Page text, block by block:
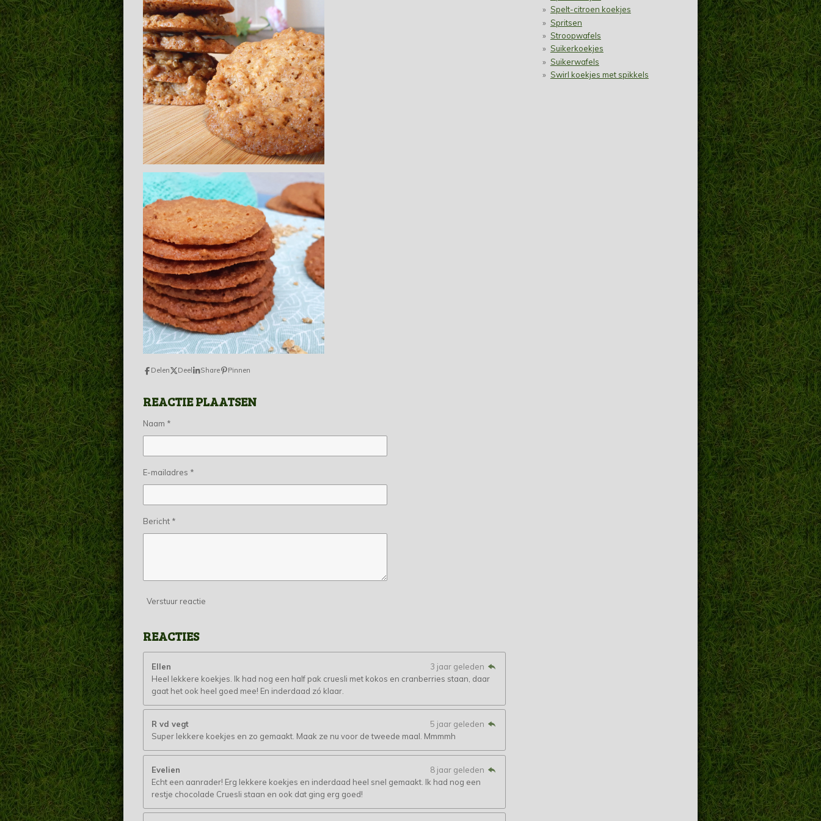
Delen Deel Share Pinnen
REACTIE PLAATSEN
Naam *
E-mailadres *
Bericht *
Verstuur reactie
REACTIES
Ellen
3 jaar geleden
Heel lekkere koekjes. Ik had nog een half pak cruesli met kokos en cranberries staan, daar
gaat het ook heel goed mee! En inderdaad zó klaar.
R vd vegt
5 jaar geleden
Super lekkere koekjes en zo gemaakt. Maak ze nu voor de tweede maal. Mmmmh
Evelien
8 jaar geleden
Echt een aanrader! Erg lekkere koekjes en inderdaad heel snel gemaakt. Ik had nog een
restje chocolade Cruesli staan en ook dat ging erg goed!
Spelt-citroen koekjes
Spritsen
Stroopwafels
Suikerkoekjes
Suikerwafels
Swirl koekjes met spikkels